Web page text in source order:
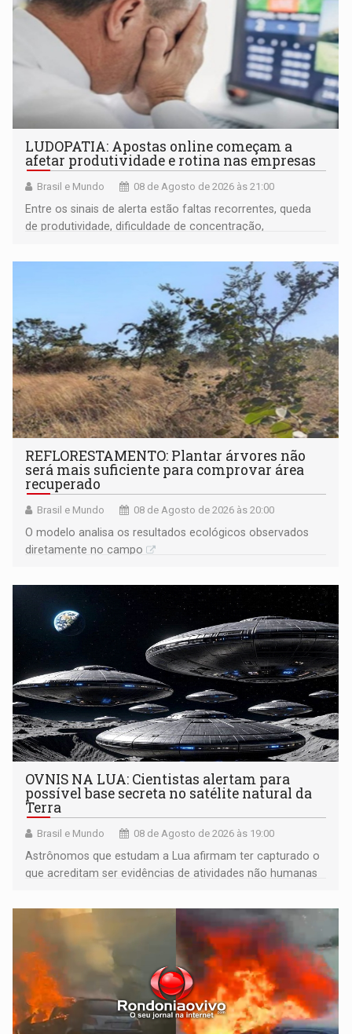
LUDOPATIA: Apostas online começam a
afetar produtividade e rotina nas empresas
Brasil e Mundo 08 de Agosto de 2026 às 21:00
Entre os sinais de alerta estão faltas recorrentes, queda
de produtividade, dificuldade de concentração,
REFLORESTAMENTO: Plantar árvores não
será mais suficiente para comprovar área
recuperado
Brasil e Mundo 08 de Agosto de 2026 às 20:00
O modelo analisa os resultados ecológicos observados
diretamente no campo
OVNIS NA LUA: Cientistas alertam para
possível base secreta no satélite natural da
Terra
Brasil e Mundo 08 de Agosto de 2026 às 19:00
Astrônomos que estudam a Lua afirmam ter capturado o
que acreditam ser evidências de atividades não humanas
órbita